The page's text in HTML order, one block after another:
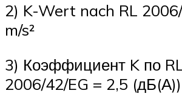
2) K-Wert nach RL
m/s²
3) Коэффициент K по
2006/42/EG = 2,5 (дБ(А))